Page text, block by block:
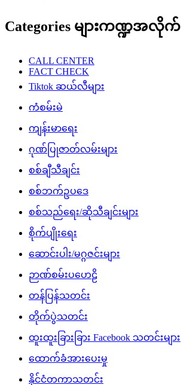
Categories များကဏ္ဍအလိုက်
CALL CENTER
FACT CHECK
Tiktok ဆယ်လီများ
ကံစမ်းမဲ
ကျန်းမာရေး
ဂုဏ်ပြုဇာတ်လမ်းများ
စစ်ချီသီချင်း
စစ်ဘက်ဥပဒေ
စစ်သည်ရေး/ဆိုသီချင်းများ
စိုက်ပျိုးရေး
ဆောင်းပါး/မဂ္ဂဇင်းများ
ဉာဏ်စမ်းပဟေဠိ
တန်ပြန်သတင်း
တိုက်ပွဲသတင်း
ထူးထူးခြားခြား Facebook သတင်းများ
ထောက်ခံအားပေးမှု
နိုင်ငံတကာသတင်း